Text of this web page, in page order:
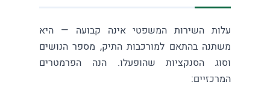
עלות השירות המשפטי אינה קבועה — היא
משתנה בהתאם למורכבות התיק, מספר הנושים
וסוג הסנקציות שהופעלו. הנה הפרמטרים
המרכזיים: